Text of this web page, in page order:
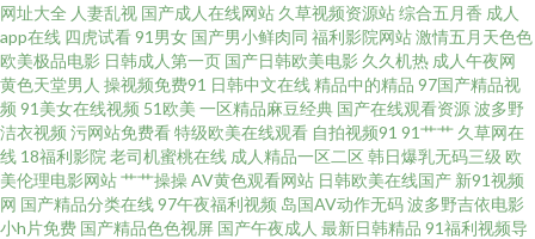
91视频在线导航网 91国产情侣在线视频 91含羞草网站 91豆花在线观看免费
91电影免费观看 天堂午夜 日韩女同精品 免费电视剧全集 国产av直通车大全
91网址在线视频 在线视频中文字幕第一页 91黄色视屏 午夜精品18 欧美不卡
码 国产白丝探花 91唐伯虎在线观看 6080影院在线观看免费 在线播放草莓视
网址大全 人妻乱视 国产成人在线网站 久草视频资源站综合五月香 成人
app在线 四虎试看91男女 国产男小鲜肉同 福利影院网站激情五月天色色
欧美极品电影 日韩成人第一页 国产日韩欧美电影 久久机热 成人午夜网
黄色天堂男人 操视频免费91 日韩中文在线精品中的精品 97国产精品视
频 91美女在线视频 51欧美 一区精品麻豆经典 国产在线观看资源波多野
洁衣视频 污网站免费看特级欧美在线观看 自拍视频91 91艹艹 久草网在
线 18福利影院 老司机蜜桃在线 成人精品一区二区 韩日爆乳无码三级 欧
美伦理电影网站艹艹操操AV黄色观看网站 日韩欧美在线国产 新91视频
网 国产精品分类在线97午夜福利视频 岛国AV动作无码波多野吉依电影
小h片免费 国产精品色色视屏 国产午夜成人 最新日韩精品 91福利视频导